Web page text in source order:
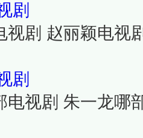
剧
视剧 赵丽颖电视
剧
电视剧 朱一龙哪